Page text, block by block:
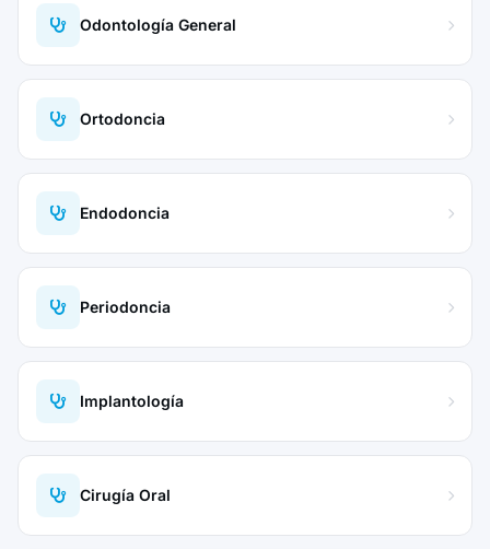
Odontología General
Ortodoncia
Endodoncia
Periodoncia
Implantología
Cirugía Oral